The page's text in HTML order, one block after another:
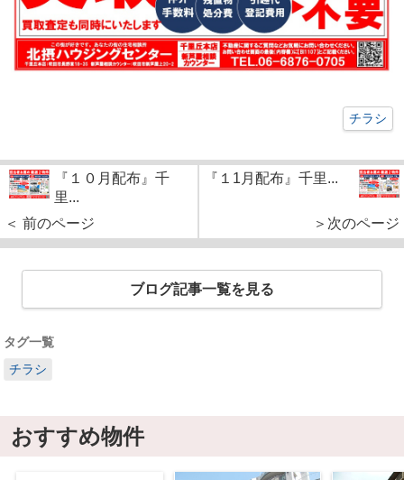
チラシ
『１０月配布』千
里...
＜ 前のページ
『１1月配布』千里...
＞次のページ
ブログ記事一覧を見る
タグ一覧
チラシ
おすすめ物件